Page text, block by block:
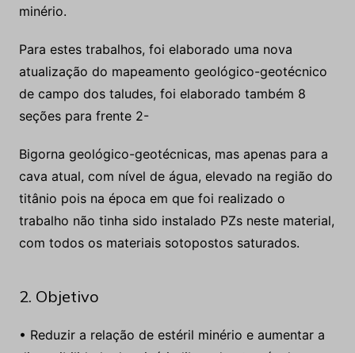
de campo dos taludes, foi elaborado também 8
Bigorna geológico-geotécnicas, mas apenas para a
cava atual, com nível de água, elevado na região do
titânio pois na época em que foi realizado o
com todos os materiais sotopostos saturados.
2. Objetivo
• Reduzir a relação de estéril minério e aumentar a
melhoria na inclinação dos ângulos dos taludes.
• Aumentar no mínimo 10° na inclinação do ângulo